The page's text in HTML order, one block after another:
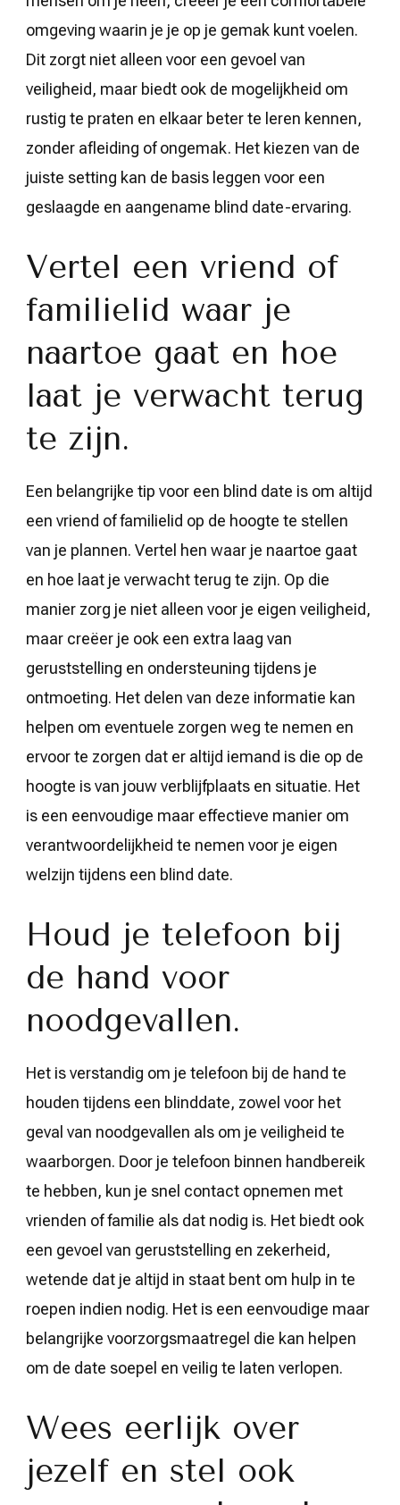
omgeving waarin je je op je gemak kunt voelen.
Dit zorgt niet alleen voor een gevoel van
veiligheid, maar biedt ook de mogelijkheid om
rustig te praten en elkaar beter te leren kennen,
zonder afleiding of ongemak. Het kiezen van de
juiste setting kan de basis leggen voor een
geslaagde en aangename blind date-ervaring.
Vertel een vriend of
familielid waar je
naartoe gaat en hoe
laat je verwacht terug
te zijn.
Een belangrijke tip voor een blind date is om altijd
een vriend of familielid op de hoogte te stellen
van je plannen. Vertel hen waar je naartoe gaat
en hoe laat je verwacht terug te zijn. Op die
manier zorg je niet alleen voor je eigen veiligheid,
maar creëer je ook een extra laag van
geruststelling en ondersteuning tijdens je
ontmoeting. Het delen van deze informatie kan
helpen om eventuele zorgen weg te nemen en
ervoor te zorgen dat er altijd iemand is die op de
hoogte is van jouw verblijfplaats en situatie. Het
is een eenvoudige maar effectieve manier om
verantwoordelijkheid te nemen voor je eigen
welzijn tijdens een blind date.
Houd je telefoon bij
de hand voor
noodgevallen.
Het is verstandig om je telefoon bij de hand te
houden tijdens een blinddate, zowel voor het
geval van noodgevallen als om je veiligheid te
waarborgen. Door je telefoon binnen handbereik
te hebben, kun je snel contact opnemen met
vrienden of familie als dat nodig is. Het biedt ook
een gevoel van geruststelling en zekerheid,
wetende dat je altijd in staat bent om hulp in te
roepen indien nodig. Het is een eenvoudige maar
belangrijke voorzorgsmaatregel die kan helpen
om de date soepel en veilig te laten verlopen.
Wees eerlijk over
jezelf en stel ook